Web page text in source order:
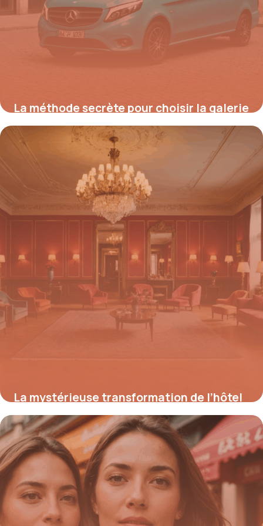
La méthode secrète pour choisir la galerie
de toit idéale pour votre Mercedes Vito et
booster votre productivité sofort
La mystérieuse transformation de l’hôtel
Weidmann : entre luxe d’hier et déclin
d’aujourd’hui
18 août 2025